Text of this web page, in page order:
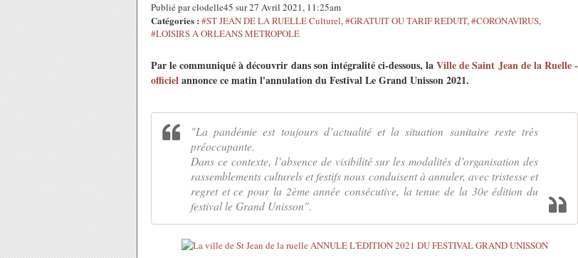
Publié par clodelle45 sur 27 Avril 2021, 11:25am
Catégories : #ST JEAN DE LA RUELLE Culturel,#GRATUIT OU TARIF REDUIT,#CORONAVIRUS,
#LOISIRS A ORLEANS METROPOLE
Par le communiqué à découvrir dans son intégralité ci-dessous, laVille de Saint Jean de la Ruelle -
officielannonce ce matin l'annulation du Festival Le Grand Unisson 2021.
"La pandémie est toujours d’actualité et la situation sanitaire reste très
préoccupante.
Dans ce contexte, l’absence de visibilité sur les modalités d’organisation des
rassemblements culturels et festifs nous conduisent à annuler, avec tristesse et
regret et ce pour la 2ème année consécutive, la tenue de la 30e édition du
festival le Grand Unisson".